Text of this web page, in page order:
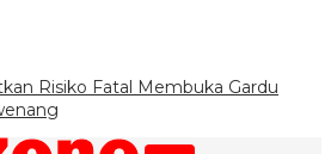
Risiko Fatal Membuka Gardu